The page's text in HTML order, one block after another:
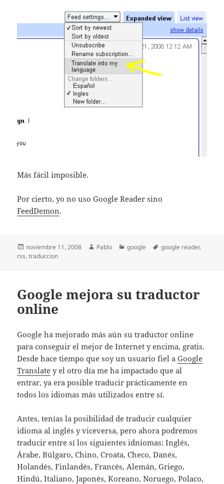
Más fácil imposible.
Por cierto, yo no uso Google Reader sino
FeedDemon.
Publicado
el
noviembre 11, 2008 Autor
Pablo Categorías
google Etiquetas
google reader,
rss,traduccion
Google mejora su traductor
online
Google ha mejorado más aún su traductor online
para conseguir el mejor de Internet y encima, gratis.
Desde hace tiempo que soy un usuario fiel aGoogle
Translate y el otro día me ha impactado que al
entrar, ya era posible traducir prácticamente en
todos los idiomas más utilizados entre sí.
Antes, tenías la posibilidad de traducir cualquier
idioma al inglés y viceversa, pero ahora podremos
traducir entre sí los siguientes idniomas: Inglés,
Árabe, Búlgaro, Chino, Croata, Checo, Danés,
Holandés, Finlandés, Francés, Alemán, Griego,
Hindú, Italiano, Japonés, Koreano, Noruego, Polaco,